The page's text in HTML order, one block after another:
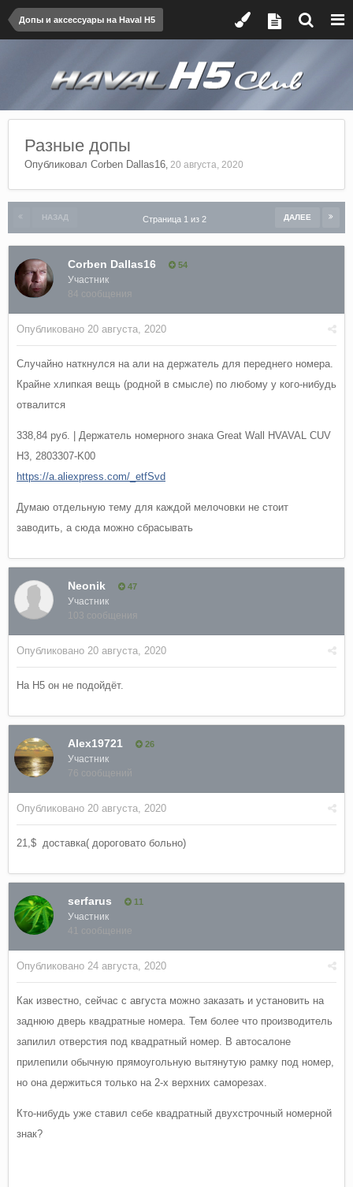
Допы и аксессуары на Haval H5
Разные допы
Опубликовал Corben Dallas16, 20 августа, 2020
НАЗАД ДАЛЕЕ
Страница 1 из 2
Corben Dallas16 54
Участник
84 сообщения
Опубликовано 20 августа, 2020
Случайно наткнулся на али на держатель для переднего номера.
Крайне хлипкая вещь (родной в смысле) по любому у кого-нибудь
отвалится
338,84 руб. | Держатель номерного знака Great Wall HVAVAL CUV
H3, 2803307-K00
https://a.aliexpress.com/_etfSvd
Думаю отдельную тему для каждой мелочовки не стоит
заводить, а сюда можно сбрасывать
Neonik 47
Участник
103 сообщения
Опубликовано 20 августа, 2020
На Н5 он не подойдёт.
Alex19721 26
Участник
76 сообщений
Опубликовано 20 августа, 2020
21,$ доставка( дороговато больно)
serfarus 11
Участник
41 сообщение
Опубликовано 24 августа, 2020
Как известно, сейчас с августа можно заказать и установить на
заднюю дверь квадратные номера. Тем более что производитель
запилил отверстия под квадратный номер. В автосалоне
прилепили обычную прямоугольную вытянутую рамку под номер,
но она держиться только на 2-х верхних саморезах.
Кто-нибудь уже ставил себе квадратный двухстрочный номерной
знак?